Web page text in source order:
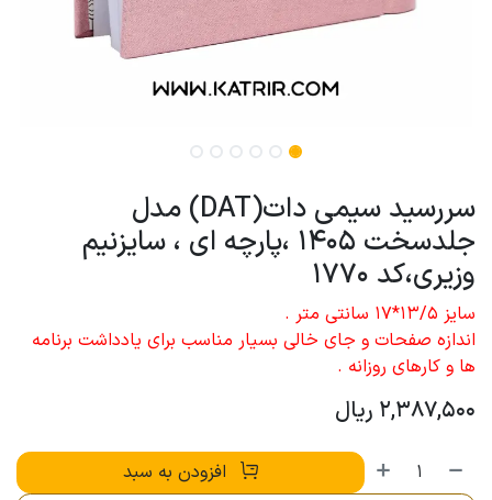
سررسید سیمی دات(DAT) مدل
جلدسخت 1405 ،پارچه ای ، سایزنیم
وزیری،کد 1770
سایز 13/5*17 سانتی متر .
اندازه صفحات و جای خالی بسیار مناسب برای یادداشت برنامه
ها و کارهای روزانه .
2,387,500 ریال
افزودن به سبد